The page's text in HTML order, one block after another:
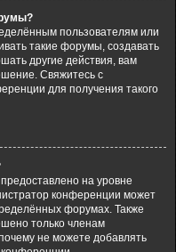
пользователям или
такие форумы, создавать
другие действия, вам
Свяжитесь с
для получения такого
на уровне
конференции может
форумах. Также
только членам
не можете добавлять